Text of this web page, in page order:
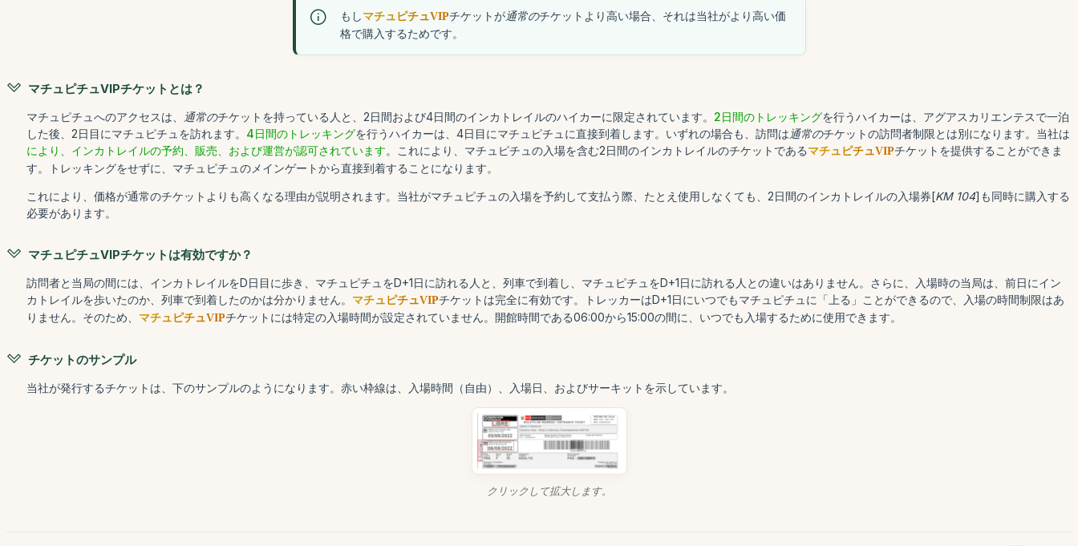
もし マチュピチュVIPチケットが通常のチケットより高い場合、それは当社がより高い価
格で購入するためです。
マチュピチュVIPチケットとは？
マチュピチュへのアクセスは、 通常のチケットを持っている人と、2日間および4日間のインカトレイルのハイカーに限定されています。 2日間のトレッキングを行うハイカーは、アグアスカリエンテスで一泊
した後、2日目にマチュピチュを訪れます。 4日間のトレッキングを行うハイカーは、4日目にマチュピチュに直接到着します。いずれの場合も、訪問は通常のチケットの訪問者制限とは別になります。当社は
により、 インカトレイルの予約、販売、および運営が認可されています。これにより、マチュピチュの入場を含む2日間のインカトレイルのチケットである マチュピチュVIPチケットを提供することができま
す。トレッキングをせずに、マチュピチュのメインゲートから直接到着することになります。
これにより、価格が通常のチケットよりも高くなる理由が説明されます。当社がマチュピチュの入場を予約して支払う際、たとえ使用しなくても、2日間のインカトレイルの入場券[KM 104]も同時に購入する
必要があります。
マチュピチュVIPチケットは有効ですか？
訪問者と当局の間には、インカトレイルをD日目に歩き、マチュピチュをD+1日に訪れる人と、列車で到着し、マチュピチュをD+1日に訪れる人との違いはありません。さらに、入場時の当局は、前日にイン
カトレイルを歩いたのか、列車で到着したのかは分かりません。
マチュピチュVIPチケットは完全に有効です。トレッカーはD+1日にいつでもマチュピチュに「上る」ことができるので、入場の時間制限はあ
りません。そのため、
マチュピチュVIPチケットには特定の入場時間が設定されていません。開館時間である06:00から15:00の間に、いつでも入場するために使用できます。
チケットのサンプル
当社が発行するチケットは、下のサンプルのようになります。赤い枠線は、入場時間（自由）、入場日、およびサーキットを示しています。
クリックして拡大します。